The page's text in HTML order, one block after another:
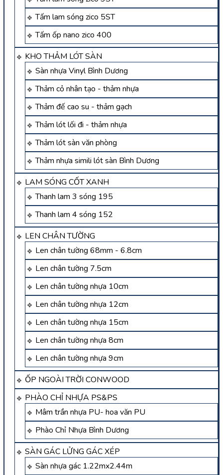
Tấm lam sóng zico 5ST
Tấm ốp nano zico 400
KHO THẢM LÓT SÀN
Sàn nhựa Vinyl Bình Dương
Thảm cỏ nhân tạo - thảm nhựa
Thảm đế cao su - thảm gạch
Thảm lót lối đi - thảm nhựa
Thảm lót sàn văn phòng
Thảm nhựa simili lót sàn Bình Dương
LAM SÓNG CỐT XANH
Thanh lam 3 sóng 195
Thanh lam 4 sóng 152
LEN CHÂN TƯỜNG
Len chân tường 68mm - 6.8cm
Len chân tường 7.5cm
Len chân tường nhựa 10cm
Len chân tường nhựa 12cm
Len chân tường nhựa 15cm
Len chân tường nhựa 8cm
Len chân tường nhựa 9cm
ỐP NGOÀI TRỜI CONWOOD
PHÀO CHỈ NHỰA PS&PS
Mâm trần nhựa PU- hoa văn PU
Phào Chỉ Nhựa Bình Dương
SÀN GÁC LỬNG GÁC XÉP
Sàn nhựa gác 1.22mx2.44m